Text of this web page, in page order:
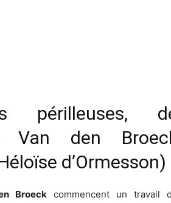
périlleuses,
Van den
d’Ormesson)
Broeck commencent un travail